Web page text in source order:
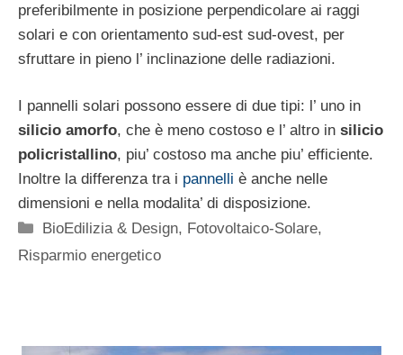
preferibilmente in posizione perpendicolare ai raggi
solari e con orientamento sud-est sud-ovest, per
sfruttare in pieno l’ inclinazione delle radiazioni.
I pannelli solari possono essere di due tipi: l’ uno in
silicio amorfo, che è meno costoso e l’ altro in silicio
policristallino, piu’ costoso ma anche piu’ efficiente.
Inoltre la differenza tra i pannelli è anche nelle
dimensioni e nella modalita’ di disposizione.
Categorie
BioEdilizia & Design, Fotovoltaico-Solare,
Risparmio energetico